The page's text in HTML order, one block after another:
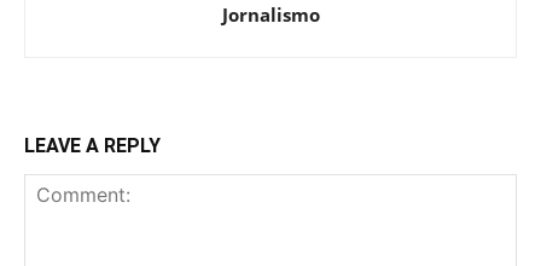
Jornalismo
LEAVE A REPLY